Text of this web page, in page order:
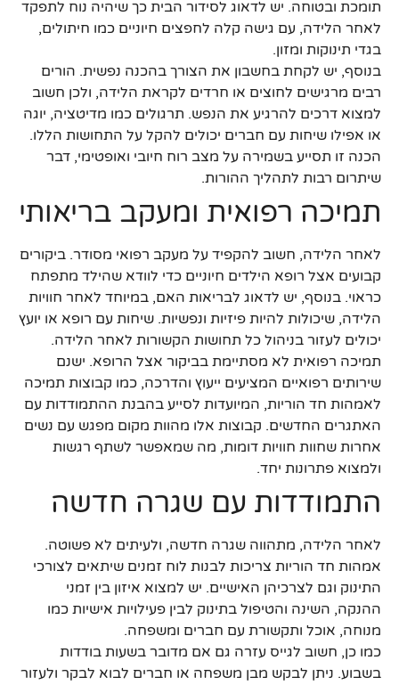
תומכת ובטוחה. יש לדאוג לסידור הבית כך שיהיה נוח לתפקד
לאחר הלידה, עם גישה קלה לחפצים חיוניים כמו חיתולים,
בגדי תינוקות ומזון.
בנוסף, יש לקחת בחשבון את הצורך בהכנה נפשית. הורים
רבים מרגישים לחוצים או חרדים לקראת הלידה, ולכן חשוב
למצוא דרכים להרגיע את הנפש. תרגולים כמו מדיטציה, יוגה
או אפילו שיחות עם חברים יכולים להקל על התחושות הללו.
הכנה זו תסייע בשמירה על מצב רוח חיובי ואופטימי, דבר
שיתרום רבות לתהליך ההורות.
תמיכה רפואית ומעקב בריאותי
לאחר הלידה, חשוב להקפיד על מעקב רפואי מסודר. ביקורים
קבועים אצל רופא הילדים חיוניים כדי לוודא שהילד מתפתח
כראוי. בנוסף, יש לדאוג לבריאות האם, במיוחד לאחר חוויות
הלידה, שיכולות להיות פיזיות ונפשיות. שיחות עם רופא או יועץ
יכולים לעזור בניהול כל תחושות הקשורות לאחר הלידה.
תמיכה רפואית לא מסתיימת בביקור אצל הרופא. ישנם
שירותים רפואיים המציעים ייעוץ והדרכה, כמו קבוצות תמיכה
לאמהות חד הוריות, המיועדות לסייע בהבנת ההתמודדות עם
האתגרים החדשים. קבוצות אלו מהוות מקום מפגש עם נשים
אחרות שחוות חוויות דומות, מה שמאפשר לשתף רגשות
ולמצוא פתרונות יחד.
התמודדות עם שגרה חדשה
לאחר הלידה, מתהווה שגרה חדשה, ולעיתים לא פשוטה.
אמהות חד הוריות צריכות לבנות לוח זמנים שיתאים לצורכי
התינוק וגם לצרכיהן האישיים. יש למצוא איזון בין זמני
ההנקה, השינה והטיפול בתינוק לבין פעילויות אישיות כמו
מנוחה, אוכל ותקשורת עם חברים ומשפחה.
כמו כן, חשוב לגייס עזרה גם אם מדובר בשעות בודדות
בשבוע. ניתן לבקש מבן משפחה או חברים לבוא לבקר ולעזור